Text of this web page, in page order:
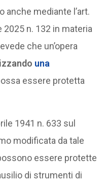
anche mediante l’art.
n. 132 in materia
che un’opera
una
essere protetta
1941 n. 633 sul
modificata da tale
essere protette
di strumenti di